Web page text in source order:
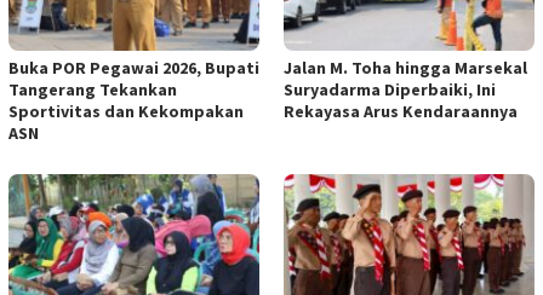
Buka POR Pegawai 2026, Bupati
Tangerang Tekankan
Sportivitas dan Kekompakan
ASN
Jalan M. Toha hingga Marsekal
Suryadarma Diperbaiki, Ini
Rekayasa Arus Kendaraannya